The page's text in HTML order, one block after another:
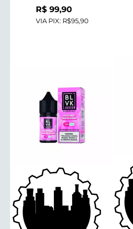
R$99,90
VIA PIX: R$95,90